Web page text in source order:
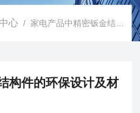
心 / 家电产品中精密钣金结构件的环保设计及材料选择
构件的环保设计及材